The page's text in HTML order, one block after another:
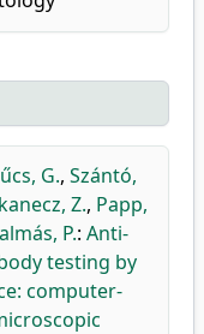
G., Szántó,
Z., Papp,
P.: Anti-
testing by
computer-